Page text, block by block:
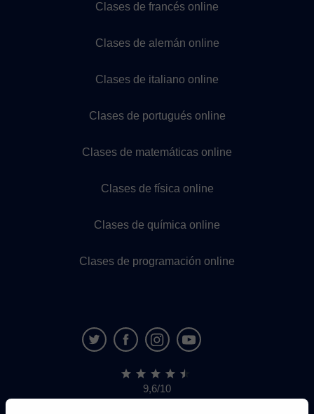
Clases de francés online
Clases de alemán online
Clases de italiano online
Clases de portugués online
Clases de matemáticas online
Clases de física online
Clases de química online
Clases de programación online
9,6/10
1,339,284